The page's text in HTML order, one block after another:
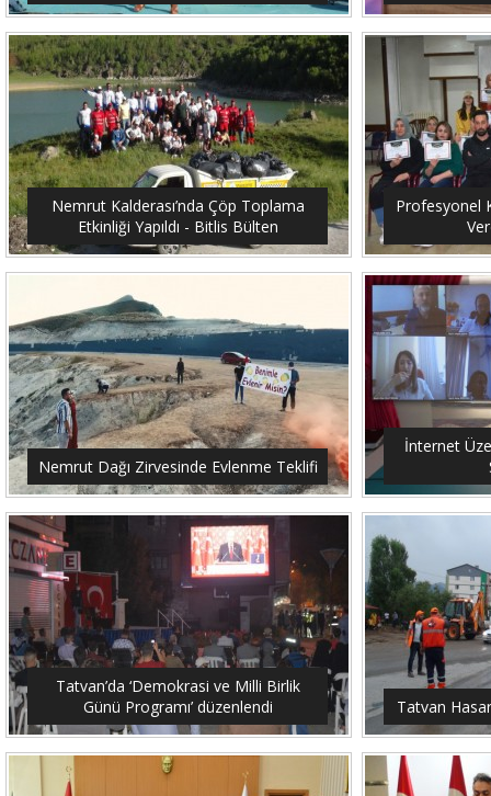
Nemrut Kalderası’nda Çöp Toplama
Etkinliği Yapıldı - Bitlis Bülten
Profesyonel
Nemrut Dağı Zirvesinde Evlenme Teklifi
İnternet
Tatvan’da ‘Demokrasi ve Milli Birlik
Günü Programı’ düzenlendi
Tatvan Hasar